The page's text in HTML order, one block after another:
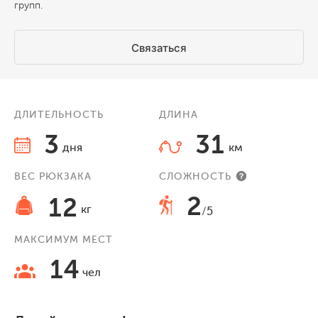
групп.
Связаться
ДЛИТЕЛЬНОСТЬ
3 дня
ДЛИНА
31 км
ВЕС РЮКЗАКА
12 кг
СЛОЖНОСТЬ
2/5
МАКСИМУМ МЕСТ
14 чел